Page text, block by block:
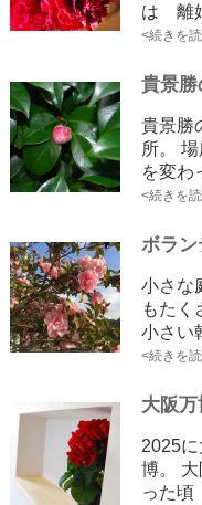
は 離
<続きを
貴景勝
貴景勝
所。
を変わ
<続きを
ボラ
小さ
もたく
小さい
<続きを
大阪万
2025
博。
った